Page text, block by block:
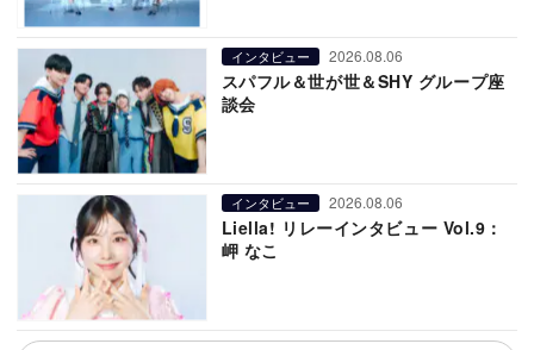
インタビュー 2026.08.06
スパフル＆世が世＆SHY グループ座
談会
インタビュー 2026.08.06
Liella! リレーインタビュー Vol.9：
岬 なこ